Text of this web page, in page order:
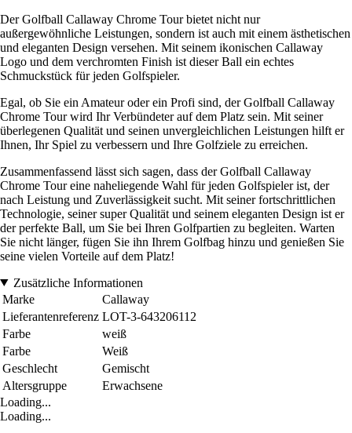
Der Golfball Callaway Chrome Tour bietet nicht nur
außergewöhnliche Leistungen, sondern ist auch mit einem ästhetischen
und eleganten Design versehen. Mit seinem ikonischen Callaway
Logo und dem verchromten Finish ist dieser Ball ein echtes
Schmuckstück für jeden Golfspieler.
Egal, ob Sie ein Amateur oder ein Profi sind, der Golfball Callaway
Chrome Tour wird Ihr Verbündeter auf dem Platz sein. Mit seiner
überlegenen Qualität und seinen unvergleichlichen Leistungen hilft er
Ihnen, Ihr Spiel zu verbessern und Ihre Golfziele zu erreichen.
Zusammenfassend lässt sich sagen, dass der Golfball Callaway
Chrome Tour eine naheliegende Wahl für jeden Golfspieler ist, der
nach Leistung und Zuverlässigkeit sucht. Mit seiner fortschrittlichen
Technologie, seiner super Qualität und seinem eleganten Design ist er
der perfekte Ball, um Sie bei Ihren Golfpartien zu begleiten. Warten
Sie nicht länger, fügen Sie ihn Ihrem Golfbag hinzu und genießen Sie
seine vielen Vorteile auf dem Platz!
Zusätzliche Informationen
Marke
Callaway
Lieferantenreferenz LOT-3-643206112
Farbe
weiß
Farbe
Weiß
Geschlecht
Gemischt
Altersgruppe
Erwachsene
Loading...
Loading...